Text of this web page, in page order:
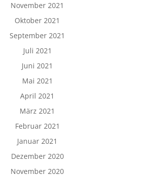
November 2021
Oktober 2021
September 2021
Juli 2021
Juni 2021
Mai 2021
April 2021
März 2021
Februar 2021
Januar 2021
Dezember 2020
November 2020